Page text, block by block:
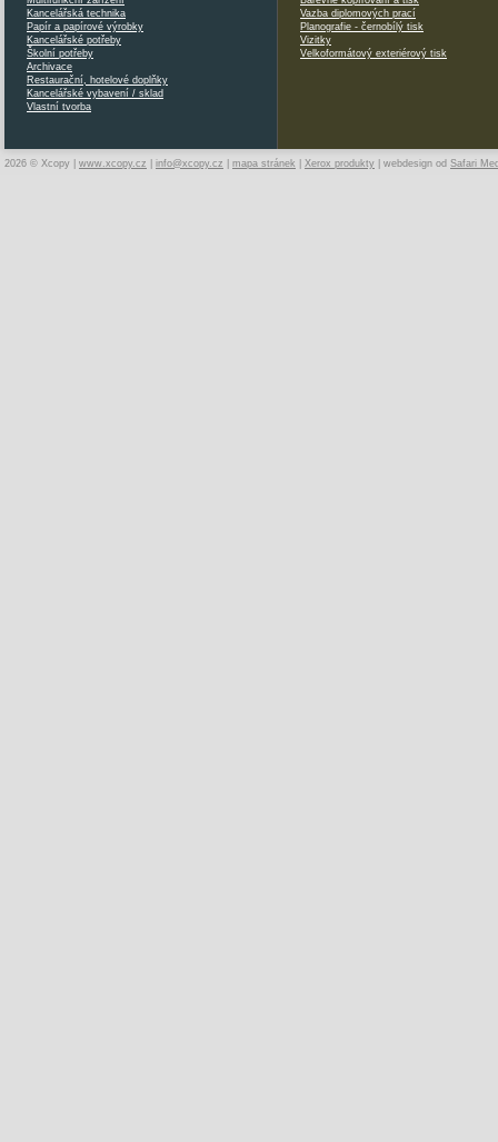
Kancelářská technika
Papír a papírové výrobky
Kancelářské potřeby
Školní potřeby
Archivace
Restaurační, hotelové doplňky
Kancelářské vybavení / sklad
Vlastní tvorba
Vazba diplomových prací
Planografie - černobílý tisk
Vizitky
Velkoformátový exteriérový tisk
2026 © Xcopy | www.xcopy.cz info@xcopy.cz mapa stránek Xerox produkty | webdesign od Safari